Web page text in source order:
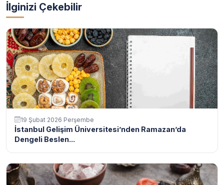
İlginizi Çekebilir
19 Şubat 2026 Perşembe
İstanbul Gelişim Üniversitesi’nden Ramazan’da
Dengeli Beslen...